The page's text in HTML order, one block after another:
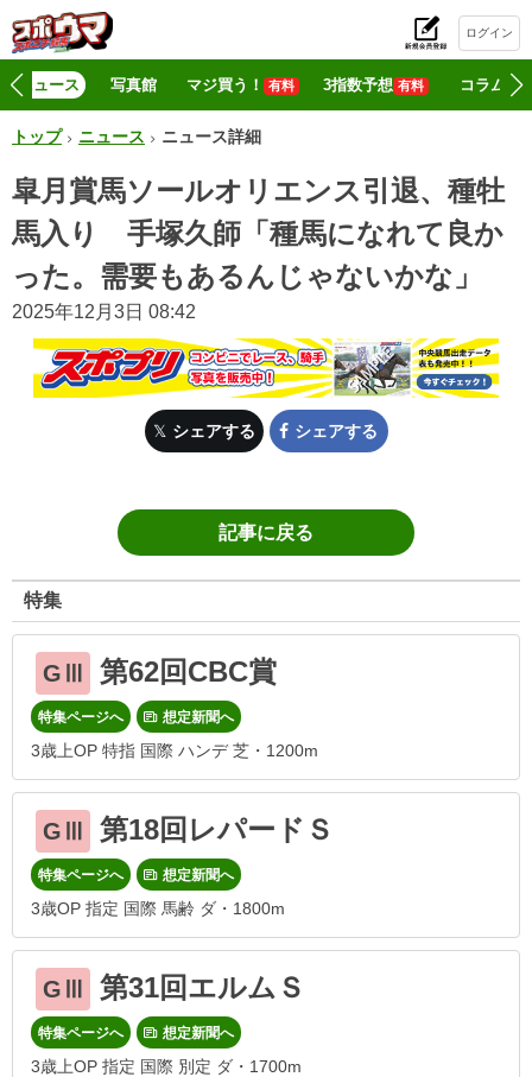
ログイン
ニュース 写真館 マジ買う！ 有料 3指数予想 有料 コラム
トップ ニュース ニュース詳細
皐月賞馬ソールオリエンス引退、種牡
馬入り 手塚久師「種馬になれて良か
った。需要もあるんじゃないかな」
2025年12月3日 08:42
シェアする シェアする
記事に戻る
特集
GⅢ 第62回CBC賞
特集ページへ 想定新聞へ
3歳上OP 特指 国際 ハンデ 芝・1200m
GⅢ 第18回レパードＳ
特集ページへ 想定新聞へ
3歳OP 指定 国際 馬齢 ダ・1800m
GⅢ 第31回エルムＳ
特集ページへ 想定新聞へ
3歳上OP 指定 国際 別定 ダ・1700m